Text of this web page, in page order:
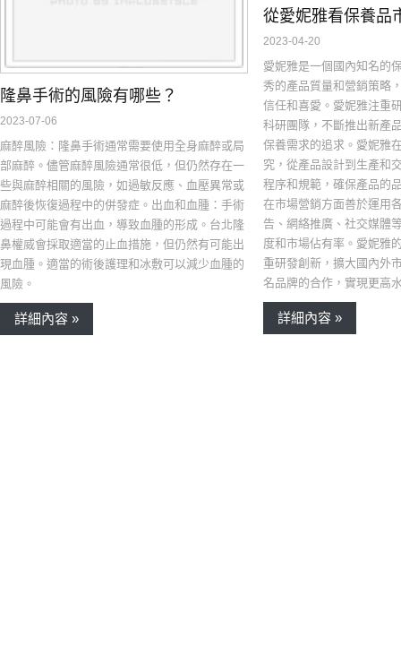
隆鼻手術的風險有哪些？
2023-07-06
麻醉風險：隆鼻手術通常需要使用全身麻醉或局
部麻醉。儘管麻醉風險通常很低，但仍然存在一
些與麻醉相關的風險，如過敏反應、血壓異常或
麻醉後恢復過程中的併發症。出血和血腫：手術
過程中可能會有出血，導致血腫的形成。台北隆
鼻權威會採取適當的止血措施，但仍然有可能出
現血腫。適當的術後護理和冰敷可以減少血腫的
風險。
詳細內容 »
從愛妮雅看保養品
2023-04-20
愛妮雅是一個國內知名的
秀的產品質量和營銷策略
信任和喜愛。愛妮雅注重
科研團隊，不斷推出新產
保養需求的追求。愛妮雅
究，從產品設計到生產和
程序和規範，確保產品的
在市場營銷方面善於運用
告、網絡推廣、社交媒體
度和市場佔有率。愛妮雅
重研發創新，擴大國內外
名品牌的合作，實現更高
詳細內容 »